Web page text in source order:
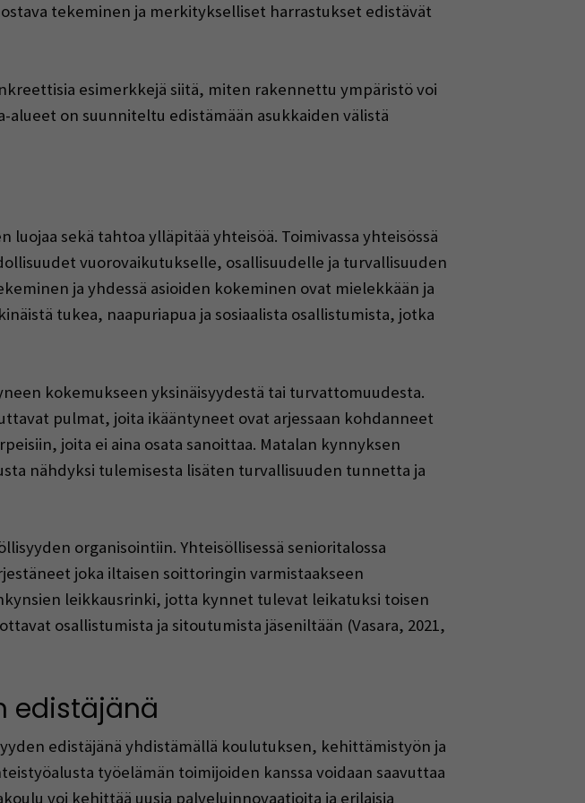
tekeminen ja merkitykselliset harrastukset edistävät
esimerkkejä siitä, miten rakennettu ympäristö voi
on suunniteltu edistämään asukkaiden välistä
sekä tahtoa ylläpitää yhteisöä. Toimivassa yhteisössä
vuorovaikutukselle, osallisuudelle ja turvallisuuden
ja yhdessä asioiden kokeminen ovat mielekkään ja
tukea, naapuriapua ja sosiaalista osallistumista, jotka
kokemukseen yksinäisyydestä tai turvattomuudesta.
pulmat, joita ikääntyneet ovat arjessaan kohdanneet
joita ei aina osata sanoittaa. Matalan kynnyksen
nähdyksi tulemisesta lisäten turvallisuuden tunnetta ja
organisointiin. Yhteisöllisessä senioritalossa
joka iltaisen soittoringin varmistaakseen
leikkausrinki, jotta kynnet tulevat leikatuksi toisen
osallistumista ja sitoutumista jäseniltään (Vasara, 2021,
edistäjänä
edistäjänä yhdistämällä koulutuksen, kehittämistyön ja
työelämän toimijoiden kanssa voidaan saavuttaa
voi kehittää uusia palveluinnovaatioita ja erilaisia